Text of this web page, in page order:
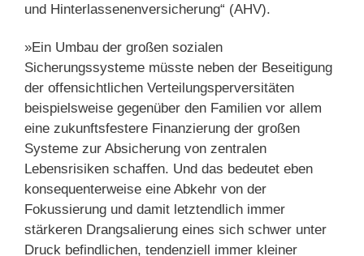
und Hinterlassenenversicherung“ (AHV).
»Ein Umbau der großen sozialen
Sicherungssysteme müsste neben der Beseitigung
der offensichtlichen Verteilungsperversitäten
beispielsweise gegenüber den Familien vor allem
eine zukunftsfestere Finanzierung der großen
Systeme zur Absicherung von zentralen
Lebensrisiken schaffen. Und das bedeutet eben
konsequenterweise eine Abkehr von der
Fokussierung und damit letztendlich immer
stärkeren Drangsalierung eines sich schwer unter
Druck befindlichen, tendenziell immer kleiner